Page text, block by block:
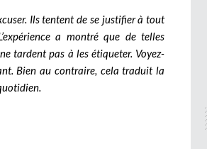
Ils tentent de se justifier à tout
a montré que de telles
tardent pas à les étiqueter. Voyez-
Bien au contraire, cela traduit la